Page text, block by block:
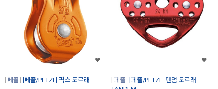
페츨 [페츨/PETZL] 픽스 도르래 페츨
[페츨/PETZL] 탠덤 도르래